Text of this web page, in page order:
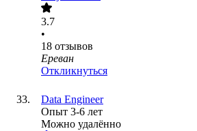
3.7
•
18 отзывов
Ереван
Откликнуться
Data Engineer
Опыт 3-6 лет
Можно удалённо